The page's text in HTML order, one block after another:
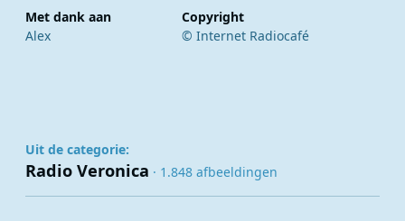
Met dank aan
Alex
Copyright
© Internet Radiocafé
Uit de categorie:
Radio Veronica · 1.848 afbeeldingen